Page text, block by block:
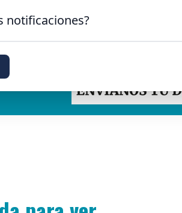
notificaciones?